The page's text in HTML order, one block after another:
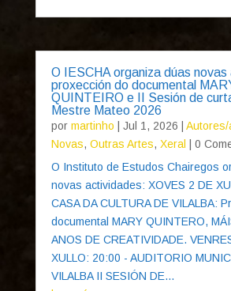
O IESCHA organiza dúas
proxección do documental
QUINTEIRO e II Sesión de
Mestre Mateo 2026
por martinho Jul 1, 2026 Autores/
Novas, Outras Artes, Xeral
| 0
O Instituto de Estudos Chairegos
novas actividades: XOVES 2 DE
CASA DA CULTURA DE VILALBA:
documental MARY QUINTERO,
ANOS DE CREATIVIDADE.
XULLO: 20:00 - AUDITORIO
VILALBA II SESIÓN DE...